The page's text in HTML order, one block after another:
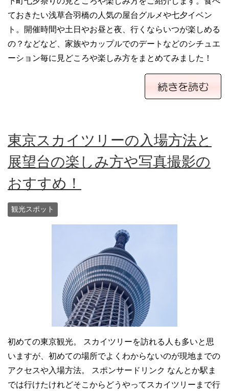
ておきたい浅草合羽橋の人気の屋台グルメや七夕イベン
ト。開催時間や土日やお昼と夜、行くならいつが楽しめる
の？などなど、家族やカップルでのデートなどのシチュエ
ーション毎に見どころや楽しみ方をまとめてみました！
東京スカイツリーの入場方法と
展望台の楽しみ方や写真撮影の
おすすめ！
観光スポット
初めての東京観光。 スカイツリーを訪れる人も多いと思
いますが、初めての場所でよくわからないのが現地までの
アクセスや入場方法。 スポンサードリンク なんとか駅ま
では行けたけれどそこからどうやってスカイツリーまで行